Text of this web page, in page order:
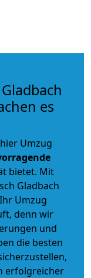
es
Umzug
bietet. Mit
Gladbach
Umzug
denn wir
und
die besten
erfolgreicher